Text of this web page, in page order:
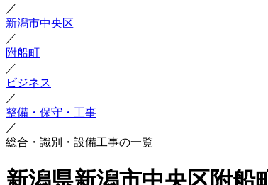
／
新潟市中央区
／
附船町
／
ビジネス
／
整備・保守・工事
／
総合・識別・設備工事の一覧